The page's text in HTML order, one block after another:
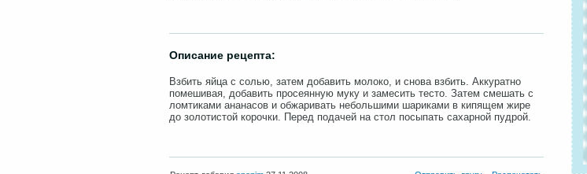
Описание рецепта:
Взбить яйца с солью, затем добавить молоко, и снова взбить. Аккуратно
помешивая, добавить просеянную муку и замесить тесто. Затем смешать с
ломтиками ананасов и обжаривать небольшими шариками в кипящем жире
до золотистой корочки. Перед подачей на стол посыпать сахарной пудрой.